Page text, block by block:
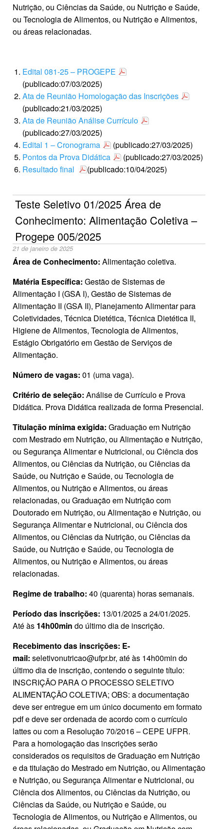
Nutrição, ou Ciências da Saúde, ou Nutrição e Saúde,
ou Tecnologia de Alimentos, ou Nutrição e Alimentos,
ou áreas relacionadas.
Edital 081-25 – PROGEPE
(publicado:07/03/2025)
Ata de Reunião Homologação das Inscrições
(publicado:21/03/2025)
Ata de Reunião Análise Currículo
(publicado:27/03/2025)
Edital 1 – Cronograma
(publicado:27/03/2025)
Pontos da Prova Didática
(publicado:27/03/2025)
Resultado final
(publicado:10/04/2025)
Teste Seletivo 01/2025 Área de
Conhecimento: Alimentação Coletiva –
Progepe 005/2025
21 de janeiro de 2025
Área de Conhecimento: Alimentação coletiva.
Matéria Específica: Gestão de Sistemas de
Alimentação I (GSA I), Gestão de Sistemas de
Alimentação II (GSA II), Planejamento Alimentar para
Coletividades, Técnica Dietética, Técnica Dietética II,
Higiene de Alimentos, Tecnologia de Alimentos,
Estágio Obrigatório em Gestão de Serviços de
Alimentação.
Número de vagas: 01 (uma vaga).
Critério de seleção: Análise de Currículo e Prova
Didática. Prova Didática realizada de forma Presencial.
Titulação mínima exigida: Graduação em Nutrição
com Mestrado em Nutrição, ou Alimentação e Nutrição,
ou Segurança Alimentar e Nutricional, ou Ciência dos
Alimentos, ou Ciências da Nutrição, ou Ciências da
Saúde, ou Nutrição e Saúde, ou Tecnologia de
Alimentos, ou Nutrição e Alimentos, ou áreas
relacionadas, ou Graduação em Nutrição com
Doutorado em Nutrição, ou Alimentação e Nutrição, ou
Segurança Alimentar e Nutricional, ou Ciência dos
Alimentos, ou Ciências da Nutrição, ou Ciências da
Saúde, ou Nutrição e Saúde, ou Tecnologia de
Alimentos, ou Nutrição e Alimentos, ou áreas
relacionadas.
Regime de trabalho: 40 (quarenta) horas semanais.
Período das inscrições: 13/01/2025 a 24/01/2025.
Até às 14h00min do último dia de inscrição.
Recebimento das inscrições: E‐
mail: seletivonutricao@ufpr.br, até às 14h00min do
último dia de inscrição, contendo o seguinte título:
INSCRIÇÃO PARA O PROCESSO SELETIVO
ALIMENTAÇÃO COLETIVA; OBS: a documentação
deve ser entregue em um único documento em formato
pdf e deve ser ordenada de acordo com o currículo
lattes ou com a Resolução 70/2016 – CEPE UFPR.
Para a homologação das inscrições serão
considerados os requisitos de Graduação em Nutrição
e da titulação do Mestrado em Nutrição, ou Alimentação
e Nutrição, ou Segurança Alimentar e Nutricional, ou
Ciência dos Alimentos, ou Ciências da Nutrição, ou
Ciências da Saúde, ou Nutrição e Saúde, ou
Tecnologia de Alimentos, ou Nutrição e Alimentos, ou